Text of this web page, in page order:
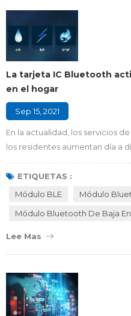
La tarjeta IC Bluetooth
en el hogar
Sep 15, 2021
En la actualidad, los servicios
los residentes aumentan día a
de la figura del agua y la
línea y el pago de agua y
residentes. Antes de recargar
ETIQUETAS :
Módulo BLE
Módulo
Módulo Bluetooth De Baja
Lee Mas